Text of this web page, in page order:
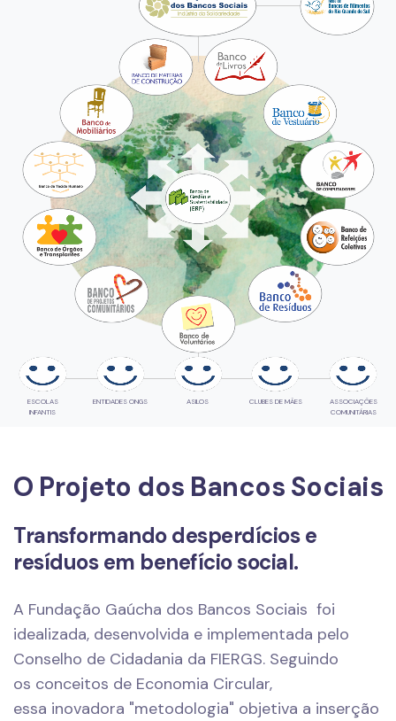
ESCOLAS
INFANTIS
ENTIDADES ONGS ASILOS CLUBES DE MÃES
ASSOCIAÇÕES
COMUNITÁRIAS
O Projeto dos Bancos Sociais
Transformando desperdícios e
resíduos em benefício social.
A Fundação Gaúcha dos Bancos Sociais foi
idealizada, desenvolvida e implementada pelo
Conselho de Cidadania da FIERGS. Seguindo
os conceitos de Economia Circular,
essa inovadora "metodologia" objetiva a inserção